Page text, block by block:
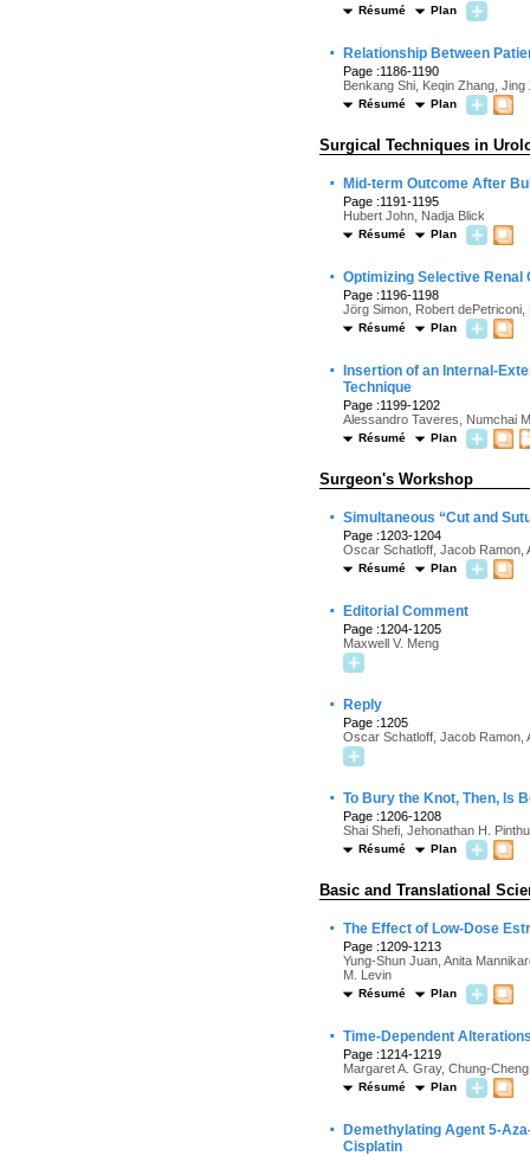
Résumé Plan
· Relationship Between
Page :1186-1190
Benkang Shi, Keqin Zhang,
Résumé Plan
Surgical Techniques in
· Mid-term Outcome After
Page :1191-1195
Hubert John, Nadja Blick
Résumé Plan
· Optimizing Selective Renal
Page :1196-1198
Jörg Simon, Robert
Résumé Plan
·
Insertion of an Internal-
Technique
Page :1199-1202
Alessandro Taveres, Numchai
Résumé Plan
Surgeon's Workshop
· Simultaneous “Cut and
Page :1203-1204
Oscar Schatloff, Jacob Ramon,
Résumé Plan
· Editorial Comment
Page :1204-1205
Maxwell V. Meng
· Reply
Page :1205
Oscar Schatloff, Jacob Ramon,
· To Bury the Knot, Then, Is
Page :1206-1208
Shai Shefi, Jehonathan H.
Résumé Plan
Basic and Translational
· The Effect of Low-Dose
Page :1209-1213
Yung-Shun Juan, Anita
M. Levin
Résumé Plan
· Time-Dependent
Page :1214-1219
Margaret A. Gray, Chung-
Résumé Plan
·
Demethylating Agent 5-
Cisplatin